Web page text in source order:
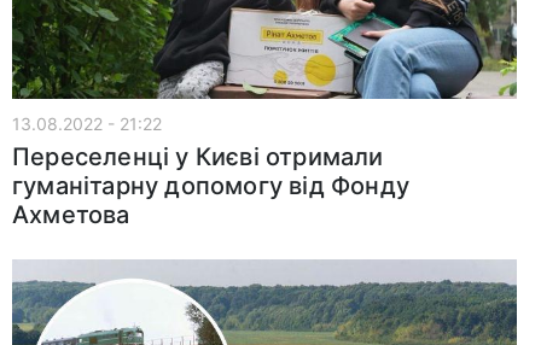
13.08.2022 - 21:22
Переселенці у Києві отримали
гуманітарну допомогу від Фонду
Ахметова